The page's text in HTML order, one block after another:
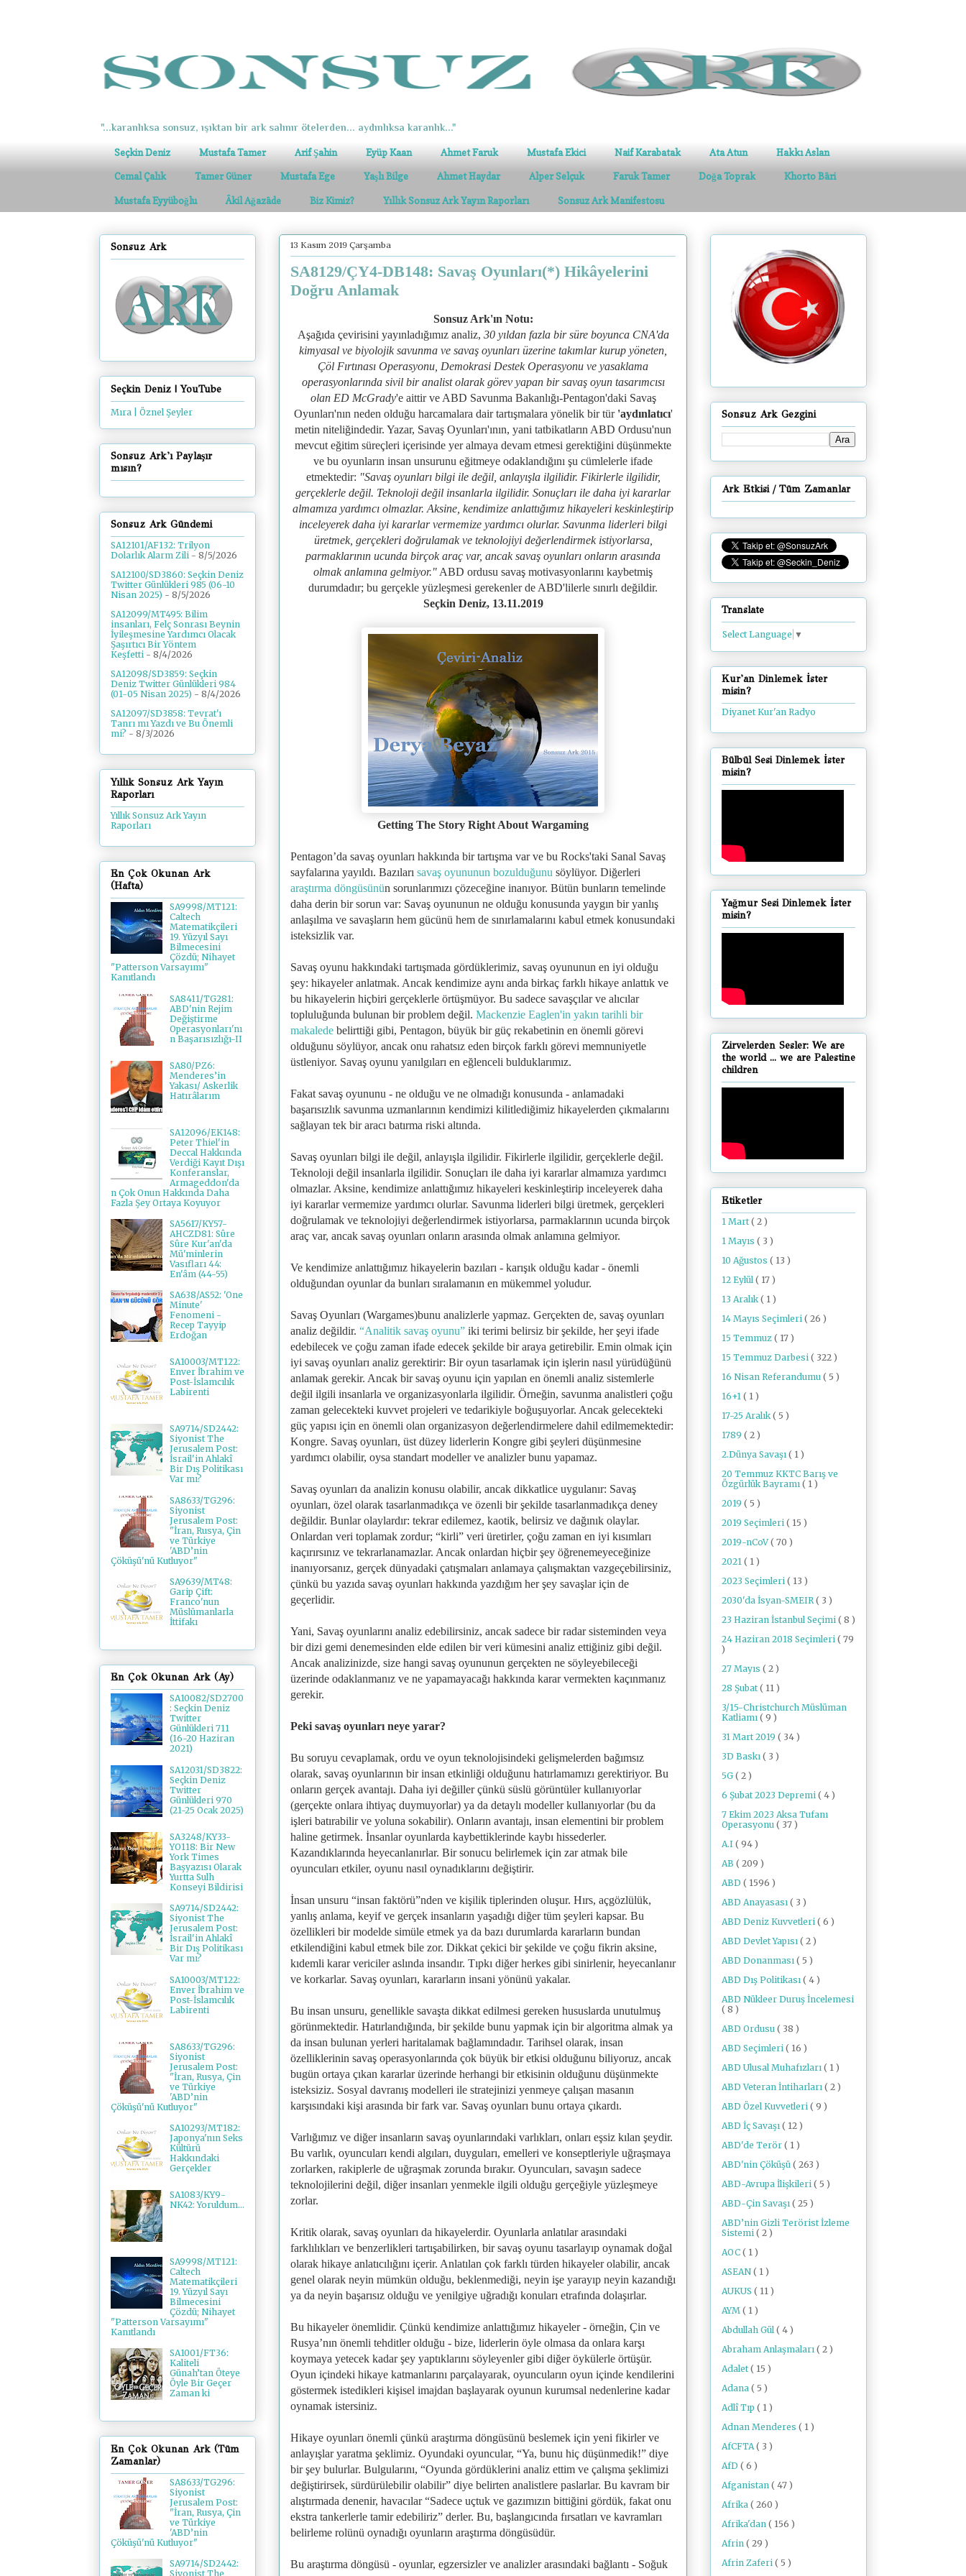
"...karanlıksa sonsuz, ışıktan bir ark salınır ötelerden... aydınlıksa karanlık..."
Seçkin Deniz Mustafa Tamer Arif Şahin Eyüp Kaan Ahmet Faruk Mustafa Ekici Naif Karabatak Ata Atun Hakkı Aslan
Cemal Çalık Tamer Güner Mustafa Ege Yaşlı Bilge Ahmet Haydar Alper Selçuk Faruk Tamer Doğa Toprak Khorto Bâri
Mustafa Eyyüboğlu Âkil Ağazâde Biz Kimiz? Yıllık Sonsuz Ark Yayın Raporları Sonsuz Ark Manifestosu
13 Kasım 2019 Çarşamba
SA8129/ÇY4-DB148: Savaş Oyunları(*) Hikâyelerini
Doğru Anlamak
Sonsuz Ark'ın Notu:
Aşağıda çevirisini yayınladığımız analiz, 30 yıldan fazla bir süre boyunca CNA'da
kimyasal ve biyolojik savunma ve savaş oyunları üzerine takımlar kurup yöneten,
Çöl Fırtınası Operasyonu, Demokrasi Destek Operasyonu ve yasaklama
operasyonlarında sivil bir analist olarak görev yapan bir savaş oyun tasarımcısı
olan ED McGrady'e aittir ve ABD Savunma Bakanlığı-Pentagon'daki Savaş
Oyunları'nın neden olduğu harcamalara dair tartışmalara yönelik bir tür'aydınlatıcı'
metin niteliğindedir. Yazar, Savaş Oyunları'ının, yani tatbikatların ABD Ordusu'nun
mevcut eğitim süreçleri içerisinde yer almaya devam etmesi gerektiğini düşünmekte
ve bu oyunların insan unsurunu eğitmeye odaklandığını şu cümlelerle ifade
etmektedir: "Savaş oyunları bilgi ile değil, anlayışla ilgilidir. Fikirlerle ilgilidir,
gerçeklerle değil. Teknoloji değil insanlarla ilgilidir. Sonuçları ile daha iyi kararlar
almamıza yardımcı olmazlar. Aksine, kendimize anlattığımız hikayeleri keskinleştirip
inceleyerek daha iyi kararlar vermemize yardımcı olurlar. Savunma liderleri bilgi
üretmek, gerçekleri doğrulamak ve teknolojiyi değerlendirmek istiyorlarsa,
parmaklarının ucunda birçok araç var, ancak savaş oyunları onların arasında
olmak anlamına gelmiyor." ABD ordusu savaş motivasyonlarını kaybetmiş
durumdadır; bu gerçekle yüzleşmesi gerekenler de ABD'lilerle sınırlı değildir.
Seçkin Deniz, 13.11.2019
Getting The Story Right About Wargaming
Pentagon’da savaş oyunları hakkında bir tartışma var ve bu Rocks'taki Sanal Savaş
sayfalarına yayıldı. Bazıları savaş oyununun bozulduğunu söylüyor. Diğerleri
araştırma döngüsünün sorunlarımızı çözeceğine inanıyor. Bütün bunların temelinde
daha derin bir sorun var: Savaş oyununun ne olduğu konusunda yaygın bir yanlış
anlaşılma ve savaşların hem gücünü hem de sınırlamalarını kabul etmek konusundaki
isteksizlik var.
Savaş oyunu hakkındaki tartışmada gördüklerimiz, savaş oyununun en iyi olduğu
şey: hikayeler anlatmak. Ancak kendimize aynı anda birkaç farklı hikaye anlattık ve
bu hikayelerin hiçbiri gerçeklerle örtüşmüyor. Bu sadece savaşçılar ve alıcılar
topluluğunda bulunan bir problem değil. Mackenzie Eaglen'in yakın tarihli bir
makalede belirttiği gibi, Pentagon, büyük bir güç rekabetinin en önemli görevi
olduğunu söylüyor, ancak onu rahatsız eden birçok farklı görevi memnuniyetle
üstleniyor. Savaş oyunu yanılgıları en eğlenceli bulduklarımız.
Fakat savaş oyununu - ne olduğu ve ne olmadığı konusunda - anlamadaki
başarısızlık savunma uzmanlarının kendimizi kilitlediğimiz hikayelerden çıkmalarını
sağlayan tek bir aracı batırma riski altında.
Savaş oyunları bilgi ile değil, anlayışla ilgilidir. Fikirlerle ilgilidir, gerçeklerle değil.
Teknoloji değil insanlarla ilgilidir. Sonuçları ile daha iyi kararlar almamıza yardımcı
olmazlar. Aksine, kendimize anlattığımız hikayeleri keskinleştirip inceleyerek daha
iyi kararlar vermemize yardımcı olurlar. Savunma liderleri bilgi üretmek, gerçekleri
doğrulamak ve teknolojiyi değerlendirmek istiyorlarsa, parmaklarının ucunda birçok
araç var, ancak savaş oyunları onların arasında olmak anlamına gelmiyor.
Ve kendimize anlattığımız hikayelerin bazıları - karışık olduğu kadar - önemli
olduğundan oyunlar da bunları sıralamanın en mükemmel yoludur.
Savaş Oyunları (Wargames)bunu analizlerle yapmaz. Gerçekten de, savaş oyunları
analiz değildir. “Analitik savaş oyunu” iki terimi belirsiz bir şekilde, her şeyi ifade
edebilecek ve çoğu zaman ifade edecek şekilde bir araya getirebilir. Emin olmak için
iyi savaş oyunları analiz gerektirir: Bir oyun tasarlamak için işlerin nasıl yürüdüğünü
anlamak gerekir. Ancak bir savaş oyunu için yapılan en önemli analiz sistemlerle
değil ilgili insanlarla ve organizasyonlarla ilgilidir. Örneğin, savunma analistleri çoğu
zaman gelecekteki kuvvet projeleri ve tedarikiyle boğuşuyorlar. Ancak gelecekteki
güç yapısı için en önemli olan organizasyon değerlendirmelere dahil edilmemektedir:
Kongre. Savaş oyunları, üst düzey liderlerin Kongre gibi şeyleri düşünmesine
yardımcı olabilir, oysa standart modeller ve analizler bunu yapamaz.
Savaş oyunları da analizin konusu olabilir, ancak dikkatlice uygulanır: Savaş
oyunları, özel olarak tasarlanmadıkça ve özenli bir şekilde tasarlanmadıkça deney
değildir. Bunlar olaylardır: tekrar edilemez, kaotik, belirsiz ve dağınık olaylar.
Onlardan veri toplamak zordur; “kirli” veri üretirler, çoğu zaman en iyi kısımları
kaçırırsınız ve tekrarlanamazlar. Ancak onlardan hiçbir şey öğrenemeyeceğinize
inanıyorsanız, gerçek dünyadaki çatışmaları anlamaya çalışmaktan vazgeçebilirsiniz,
çünkü bu yazıda savaş oyunları hakkında yazdığım her şey savaşlar için de
geçerlidir.
Yani, Savaş oyunlarını analiz edebilirsiniz, ancak sadece bir radar sisteminden veya
bir dizi gemi denemesinden elde edilen bir veri kümesini analiz ettiğiniz gibi değil.
Ancak analizinizde, size hangi savaş oyununun gerçekten ne söyleyebileceği
üzerinde odaklanmanız ve ne yapamayacağı hakkında karar vermekten kaçınmanız
gerekir.
Peki savaş oyunları neye yarar?
Bu soruyu cevaplamak, ordu ve oyun teknolojisindeki gelişmelerden bağımsız
olarak, savaş oyunlarının bir insan etkinliği olduğunu hatırlamamızı gerektiriyor. Bu
onların gerçek avantajı. Daha iyi değiller çünkü süslü görüntüler kullanıyorlar
(gerçekte onlara ihtiyaç duymuyorlar) ya da detaylı modeller kullanıyorlar (bu da
işleri batırabilir ve yoluna sokabilir). Onların avantajı, insan elementini bir problem
haline getirmek. İnsanlar oyunlarda kaybettiklerinde kaybı hissederler.
Kazandıklarında heyecanlanırlar. Bir sonucu belirlemek için zar atmak bile
oyuncuları etkiler, oyunu nasıl oynadıklarını değiştirir.
İnsan unsuru “insan faktörü”nden ve kişilik tiplerinden oluşur. Hırs, açgözlülük,
yanlış anlama, keyif ve gerçek insanların yaşadığı diğer tüm şeyleri kapsar. Bu
özellikleri bir modelde simüle etmek ya da bazı durumlarda kararların bundan
etkilendiğini kabul etmek bile zor. Dikkat çekici bir şekilde ve çoğu fikrin aksine,
kıdemli karar vericiler aslında insandır. Tıpkı diğer herkes gibi sinirlenir, heyecanlanır
ve korkarlar. Savaş oyunları, kararların insani yönünü yakalar.
Bu insan unsuru, genellikle savaşta dikkat edilmesi gereken hususlarda unutulmuş
görünmektedir. Hatırlandığında, bir şekilde bunu yapmak için bir algoritma almak ya
da insan bulunan yerleri haritalamak bağlamındadır. Tarihsel olarak, insan
özelliklerinin savaş operasyonlarında çok büyük bir etkisi olduğunu biliyoruz, ancak
bugün ortaya çıkan kararlar üzerinde herhangi bir etkisinin olduğunu düşünmekte
isteksiziz. Sosyal davranış modelleri ile stratejinizi yenmeye çalışan masanın
karşısındaki kişi arasında bir fark var. Savaş oyunları bunu ortaya çıkardı.
Varlığımız ve diğer insanların savaş oyunlarındaki varlıkları, onları eşsiz kılan şeydir.
Bu varlık, oyuncuları kendi algıları, duyguları, emelleri ve konseptleriyle uğraşmaya
zorlarken, rakiplerle de uğraşmak zorunda bırakır. Oyuncuları, savaşın sadece
teknolojilerini değil, diğer insanları yenmekle ilgili olduğu gerçeğiyle yüzleşmeye
zorlar.
Kritik olarak, savaş oyunları da hikayelerdir. Oyunlarla anlatılar arasındaki
farklılıkları ve benzerlikleri tartışabilirken, bir savaş oyunu tasarlayıp oynamak doğal
olarak hikaye anlatıcılığını içerir. Anlatılan çok farklı türden hikayeler olabilir, ancak
genel olarak neyin mümkün olduğu, beklenmediği, neyin işe yarayıp neyin kazandığı
ya da neyin başarısız olduğu ve yenilgiye uğradığı konuları etrafında dolaşırlar.
Bu hikayeler önemlidir. Çünkü kendimize anlattığımız hikayeler - örneğin, Çin ve
Rusya’nın önemli tehditler olduğu - bize, liderlerin öyle olmasa da onlara karşı
koymaya yetecek kadar şey yaptıklarını söyleyenler gibi diğer öykülerle örtüşür.
Oyun içindeki hikaye katmanlarını parçalayarak, oyuncuların oyun içinde kendilerini
göstermek istedikleri kişisel imajdan başlayarak oyunun kurumsal nedenlerine kadar
oynamak istersiniz.
Hikaye oyunları önemli çünkü araştırma döngüsünü beslemek için yeni fikirler ve
anlayışlar yaratma şeklimiz. Oyundaki oyuncular, “Ya, bunu hiç düşünmedik!” diye
bir şey bulurlar. Bulgularını, “Oyunda gördüklerini analiz ettim ve çalışma şeklimizi
değiştirirsek, sürdürülebilir olabilir” diye belirten analistlere paslarlar. Bu kavram bir
alıştırmada denenir, havacılar “Sadece uçtuk ve gazımızın bittiğini gördük, fakat onu
ekstra tankerlerle tamir edebiliriz” derler. Bu, başlangıcında fırsatları ve kavramları
belirleme rolünü oynadığı oyunların araştırma döngüsüdür.
Bu araştırma döngüsü - oyunlar, egzersizler ve analizler arasındaki bağlantı - Soğuk
Sonsuz Ark
Seçkin Deniz | YouTube
Mıra | Öznel Şeyler
Sonsuz Ark'ı Paylaşır
mısın?
Sonsuz Ark Gündemi
SA12101/AF132: Trilyon
Dolarlık Alarm Zili - 8/5/2026
SA12100/SD3860: Seçkin Deniz
Twitter Günlükleri 985 (06-10
Nisan 2025) - 8/5/2026
SA12099/MT495: Bilim
insanları, Felç Sonrası Beynin
İyileşmesine Yardımcı Olacak
Şaşırtıcı Bir Yöntem
Keşfetti - 8/4/2026
SA12098/SD3859: Seçkin
Deniz Twitter Günlükleri 984
(01-05 Nisan 2025) - 8/4/2026
SA12097/SD3858: Tevrat'ı
Tanrı mı Yazdı ve Bu Önemli
mi? - 8/3/2026
Yıllık Sonsuz Ark Yayın
Raporları
Yıllık Sonsuz Ark Yayın
Raporları
En Çok Okunan Ark
(Hafta)
SA9998/MT121:
Caltech
Matematikçileri
19. Yüzyıl Sayı
Bilmecesini
Çözdü; Nihayet
"Patterson Varsayımı"
Kanıtlandı
SA8411/TG281:
ABD'nin Rejim
Değiştirme
Operasyonları'nı
n Başarısızlığı-II
SA80/PZ6:
Menderes’in
Yakası/ Askerlik
Hatırâlarım
SA12096/EK148:
Peter Thiel'in
Deccal Hakkında
Verdiği Kayıt Dışı
Konferanslar,
Armageddon'da
n Çok Onun Hakkında Daha
Fazla Şey Ortaya Koyuyor
SA5617/KY57-
AHCZD81: Sûre
Sûre Kur'an'da
Mü'minlerin
Vasıfları 44:
En'âm (44-55)
SA638/AS52: 'One
Minute'
Fenomeni -
Recep Tayyip
Erdoğan
SA10003/MT122:
Enver İbrahim ve
Post-İslamcılık
Labirenti
SA9714/SD2442:
Siyonist The
Jerusalem Post:
İsrail'in Ahlakî
Bir Dış Politikası
Var mı?
SA8633/TG296:
Siyonist
Jerusalem Post:
"İran, Rusya, Çin
ve Türkiye
'ABD’nin
Çöküşü'nü Kutluyor"
SA9639/MT48:
Garip Çift:
Franco'nun
Müslümanlarla
İttifakı
En Çok Okunan Ark (Ay)
SA10082/SD2700
: Seçkin Deniz
Twitter
Günlükleri 711
(16-20 Haziran
2021)
SA12031/SD3822:
Seçkin Deniz
Twitter
Günlükleri 970
(21-25 Ocak 2025)
SA3248/KY33-
YO118: Bir New
York Times
Başyazısı Olarak
Yurtta Sulh
Konseyi Bildirisi
SA9714/SD2442:
Siyonist The
Jerusalem Post:
İsrail'in Ahlakî
Bir Dış Politikası
Var mı?
SA10003/MT122:
Enver İbrahim ve
Post-İslamcılık
Labirenti
SA8633/TG296:
Siyonist
Jerusalem Post:
"İran, Rusya, Çin
ve Türkiye
'ABD’nin
Çöküşü'nü Kutluyor"
SA10293/MT182:
Japonya'nın Seks
Kültürü
Hakkındaki
Gerçekler
SA1083/KY9-
NK42: Yoruldum...
SA9998/MT121:
Caltech
Matematikçileri
19. Yüzyıl Sayı
Bilmecesini
Çözdü; Nihayet
"Patterson Varsayımı"
Kanıtlandı
SA1001/FT36:
Kaliteli
Günah’tan Öteye
Öyle Bir Geçer
Zaman ki
En Çok Okunan Ark (Tüm
Zamanlar)
SA8633/TG296:
Siyonist
Jerusalem Post:
"İran, Rusya, Çin
ve Türkiye
'ABD’nin
Çöküşü'nü Kutluyor"
SA9714/SD2442:
Siyonist The
Sonsuz Ark Gezgini
Ark Etkisi / Tüm Zamanlar
Translate
Select Language ▼
Kur'an Dinlemek İster
misin?
Diyanet Kur'an Radyo
Bülbül Sesi Dinlemek İster
misin?
Yağmur Sesi Dinlemek İster
misin?
Zirvelerden Sesler: We are
the world ... we are Palestine
children
Etiketler
1 Mart ( 2 )
1 Mayıs ( 3 )
10 Ağustos ( 13 )
12 Eylül ( 17 )
13 Aralık ( 1 )
14 Mayıs Seçimleri ( 26 )
15 Temmuz ( 17 )
15 Temmuz Darbesi ( 322 )
16 Nisan Referandumu ( 5 )
16+1 ( 1 )
17-25 Aralık ( 5 )
1789 ( 2 )
2.Dünya Savaşı ( 1 )
20 Temmuz KKTC Barış ve
Özgürlük Bayramı ( 1 )
2019 ( 5 )
2019 Seçimleri ( 15 )
2019-nCoV( 70 )
2021 ( 1 )
2023 Seçimleri ( 13 )
2030'da İsyan-SMEIR ( 3 )
23 Haziran İstanbul Seçimi ( 8 )
24 Haziran 2018 Seçimleri ( 79
)
27 Mayıs ( 2 )
28 Şubat ( 11 )
3/15-Christchurch Müslüman
Katliamı ( 9 )
31 Mart 2019 ( 34 )
3D Baskı ( 3 )
5G ( 2 )
6 Şubat 2023 Depremi ( 4 )
7 Ekim 2023 Aksa Tufanı
Operasyonu ( 37 )
A.I ( 94 )
AB ( 209 )
ABD ( 1596 )
ABD Anayasası ( 3 )
ABD Deniz Kuvvetleri ( 6 )
ABD Devlet Yapısı ( 2 )
ABD Donanması ( 5 )
ABD Dış Politikası ( 4 )
ABD Nükleer Duruş İncelemesi
( 8 )
ABD Ordusu ( 38 )
ABD Seçimleri ( 16 )
ABD Ulusal Muhafızları ( 1 )
ABD Veteran İntiharları ( 2 )
ABD Özel Kuvvetleri ( 9 )
ABD İç Savaşı ( 12 )
ABD'de Terör ( 1 )
ABD'nin Çöküşü ( 263 )
ABD-Avrupa İlişkileri ( 5 )
ABD-Çin Savaşı ( 25 )
ABD’nin Gizli Terörist İzleme
Sistemi ( 2 )
AOC ( 1 )
ASEAN ( 1 )
AUKUS ( 11 )
AYM ( 1 )
Abdullah Gül ( 4 )
Abraham Anlaşmaları ( 2 )
Adalet ( 15 )
Adana ( 5 )
Adlî Tıp ( 1 )
Adnan Menderes ( 1 )
AfCFTA ( 3 )
AfD ( 6 )
Afganistan ( 47 )
Afrika ( 260 )
Afrika'dan ( 156 )
Afrin ( 29 )
Afrin Zaferi ( 5 )